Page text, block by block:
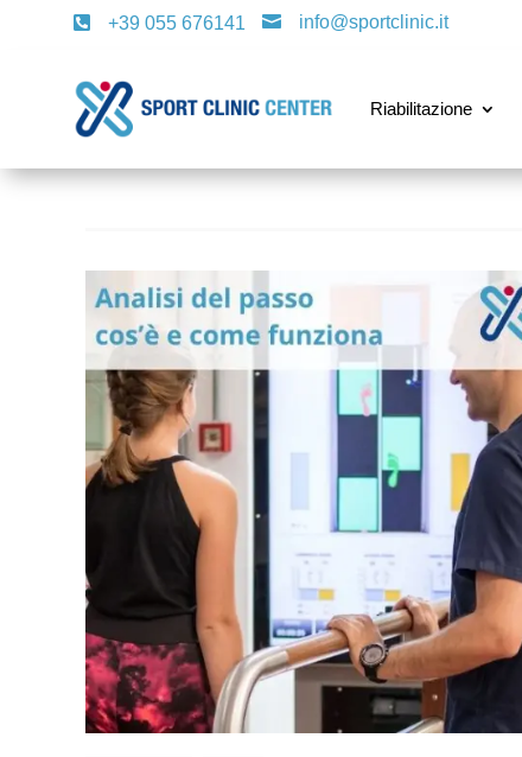
 +39 055 676141  info@sportclinic.it
Riabilitazione